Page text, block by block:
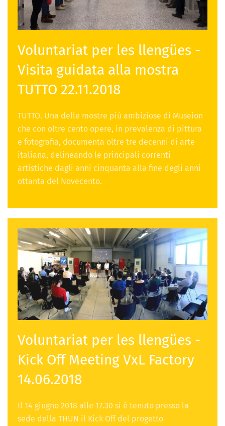
Voluntariat per les llengües -
Visita guidata alla mostra
TUTTO 22.11.2018
TUTTO. Una delle mostre più ambiziose di Museion
che con oltre cento opere, in prevalenza di pittura
e fotografia, documenta oltre tre decenni di arte
italiana, delineando le principali correnti
artistiche dagli anni cinquanta alla fine degli anni
ottanta del Novecento.
Voluntariat per les llengües -
Kick Off Meeting VxL Factory
14.06.2018
Il 14 giugno 2018 alle 17.30 si è tenuto presso la
sede della THUN il Kick Off del progetto